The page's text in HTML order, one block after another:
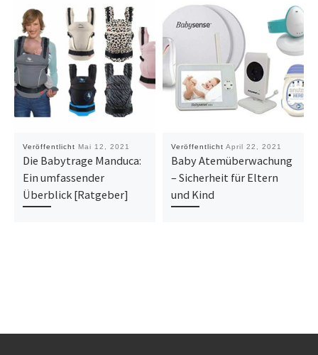
Veröffentlicht Mai 12, 2021
Die Babytrage Manduca:
Ein umfassender
Überblick [Ratgeber]
Veröffentlicht April 22, 2021
Baby Atemüberwachung
– Sicherheit für Eltern
und Kind